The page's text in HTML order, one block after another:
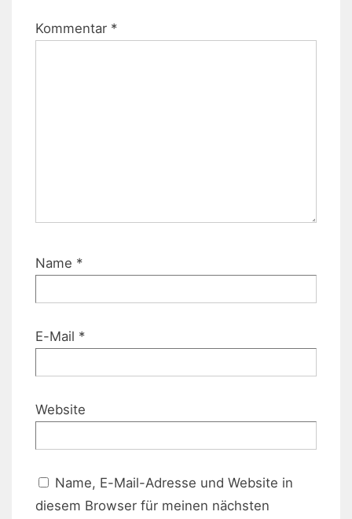
Kommentar *
Name *
E-Mail *
Website
Name, E-Mail-Adresse und Website in
diesem Browser für meinen nächsten